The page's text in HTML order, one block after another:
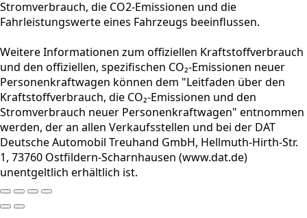
Stromverbrauch, die CO2-Emissionen und die
Fahrleistungswerte eines Fahrzeugs beeinflussen.
Weitere Informationen zum offiziellen Kraftstoffverbrauch
und den offiziellen, spezifischen CO₂-Emissionen neuer
Personenkraftwagen können dem "Leitfaden über den
Kraftstoffverbrauch, die CO₂-Emissionen und den
Stromverbrauch neuer Personenkraftwagen" entnommen
werden, der an allen Verkaufsstellen und bei der DAT
Deutsche Automobil Treuhand GmbH, Hellmuth-Hirth-Str.
1, 73760 Ostfildern-Scharnhausen (www.dat.de)
unentgeltlich erhältlich ist.